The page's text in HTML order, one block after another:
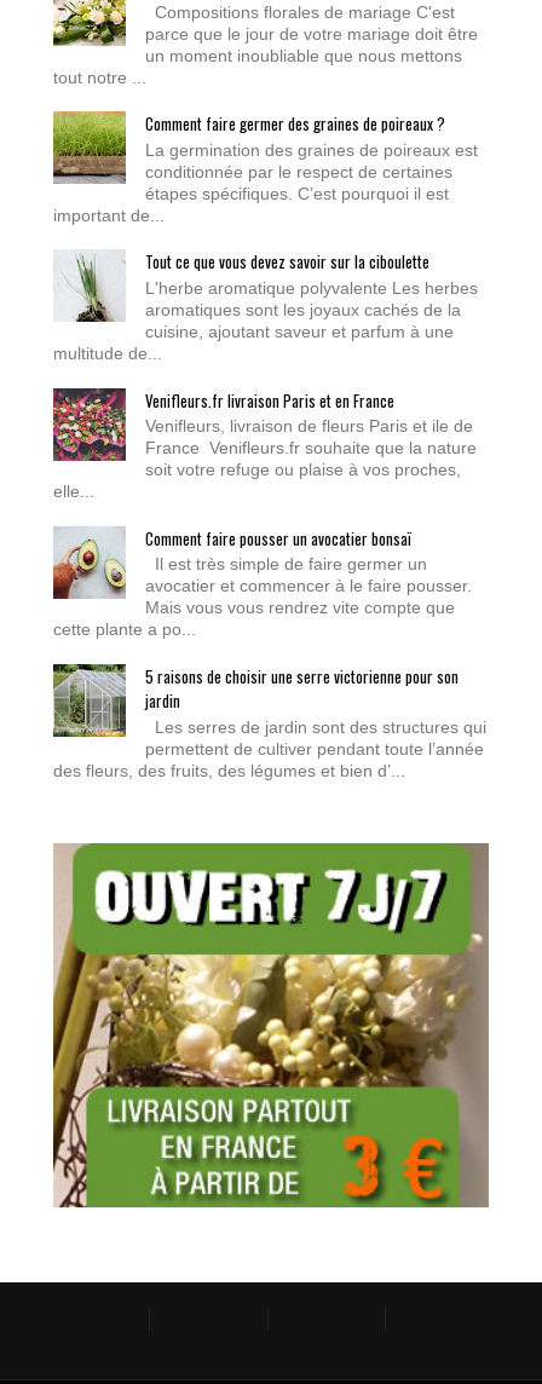
Compositions florales de mariage C'est
parce que le jour de votre mariage doit être
un moment inoubliable que nous mettons
tout notre ...
Comment faire germer des graines de poireaux ?
La germination des graines de poireaux est
conditionnée par le respect de certaines
étapes spécifiques. C’est pourquoi il est
important de...
Tout ce que vous devez savoir sur la ciboulette
L'herbe aromatique polyvalente Les herbes
aromatiques sont les joyaux cachés de la
cuisine, ajoutant saveur et parfum à une
multitude de...
Venifleurs.fr livraison Paris et en France
Venifleurs, livraison de fleurs Paris et ile de
France Venifleurs.fr souhaite que la nature
soit votre refuge ou plaise à vos proches,
elle...
Comment faire pousser un avocatier bonsaï
Il est très simple de faire germer un
avocatier et commencer à le faire pousser.
Mais vous vous rendrez vite compte que
cette plante a po...
5 raisons de choisir une serre victorienne pour son
jardin
Les serres de jardin sont des structures qui
permettent de cultiver pendant toute l’année
des fleurs, des fruits, des légumes et bien d’...